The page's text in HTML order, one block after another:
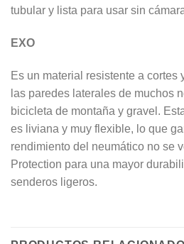
tubular y lista para usar sin
EXO
Es un material resistente a cortes
las paredes laterales de muchos
bicicleta de montaña y gravel.
es liviana y muy flexible, lo que
rendimiento del neumático no se
Protection para una mayor
senderos ligeros.